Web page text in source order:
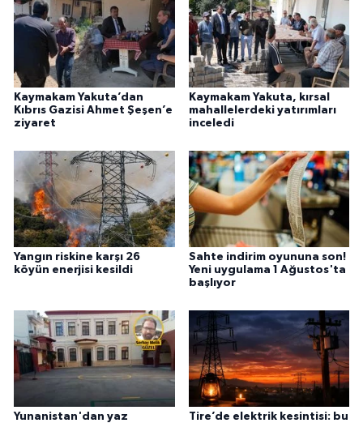
Kaymakam Yakuta’dan
Kıbrıs Gazisi Ahmet Şeşen’e
ziyaret
Kaymakam Yakuta, kırsal
mahallelerdeki yatırımları
inceledi
Yangın riskine karşı 26
köyün enerjisi kesildi
Sahte indirim oyununa son!
Yeni uygulama 1 Ağustos'ta
başlıyor
Yunanistan'dan yaz Tire’de elektrik kesintisi: bu